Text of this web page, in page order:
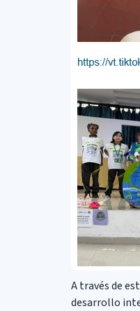
A través de
desarrollo